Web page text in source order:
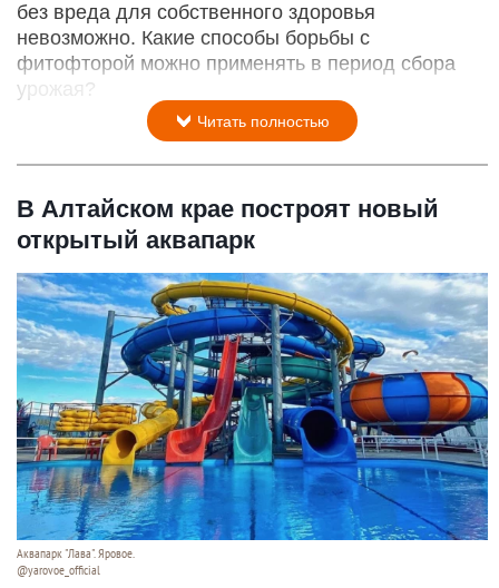
без вреда для собственного здоровья
невозможно. Какие способы борьбы с
фитофторой можно применять в период сбора
урожая?
Читать полностью
В Алтайском крае построят новый
открытый аквапарк
Аквапарк "Лава". Яровое.
@yarovoe_official